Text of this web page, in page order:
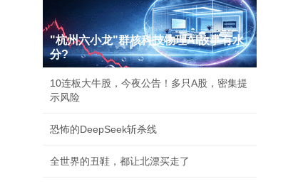
"杭州六小龙"群核科技物理AI故事有水
分?
10连板大牛股，今夜公告！多只A股，密集提
示风险
恐怖的DeepSeek斩杀线
全世界的丑鞋，都让北漂买走了